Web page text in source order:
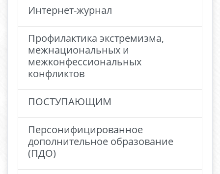
Интернет-журнал
Профилактика экстремизма,
межнациональных и
межконфессиональных
конфликтов
ПОСТУПАЮЩИМ
Персонифицированное
дополнительное образование
(ПДО)